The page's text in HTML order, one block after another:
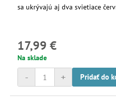
sa ukrývajú aj dva svietiace
17,99 €
Na sklade
+
- Pridať do